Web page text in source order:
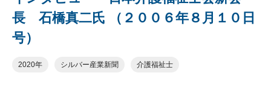
長 石橋真二氏 （２００６年８月１０日
号）
2020年 シルバー産業新聞 介護福祉士